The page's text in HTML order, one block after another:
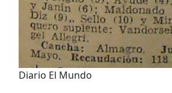
Diario El Mundo